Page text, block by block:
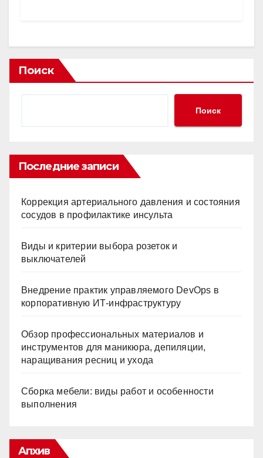
Поиск
Поиск
Последние записи
Коррекция артериального давления и состояния
сосудов в профилактике инсульта
Виды и критерии выбора розеток и
выключателей
Внедрение практик управляемого DevOps в
корпоративную ИТ-инфраструктуру
Обзор профессиональных материалов и
инструментов для маникюра, депиляции,
наращивания ресниц и ухода
Сборка мебели: виды работ и особенности
выполнения
Апхив